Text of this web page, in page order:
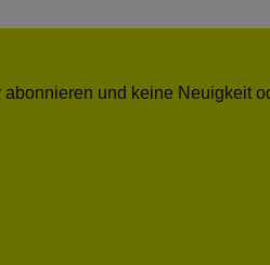
abonnieren und keine Neuigkeit